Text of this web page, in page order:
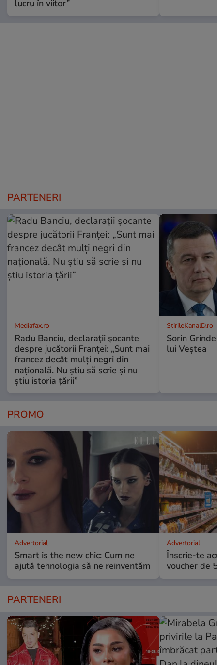
lucru în viitor”
PARTENERI
Mediafax.ro
Radu Banciu, declarații șocante
despre jucătorii Franței: „Sunt mai
francez decât mulți negri din
națională. Nu știu să scrie și nu
știu istoria țării”
StirileKanalD.ro
Sorin
lui Veștea
PROMO
Advertorial
Smart is the new chic: Cum ne
ajută tehnologia să ne reinventăm
Advertorial
Înscrie-te
voucher de
PARTENERI